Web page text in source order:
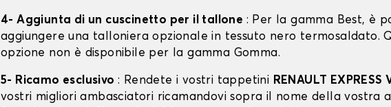
4- Aggiunta di un cuscinetto per il tallone : Per la gamma Best, è
aggiungere una talloniera opzionale in tessuto nero termosaldato.
opzione non è disponibile per la gamma Gomma.
5- Ricamo esclusivo : Rendete i vostri tappetini RENAULT EXPRESS
vostri migliori ambasciatori ricamandovi sopra il nome della vostra